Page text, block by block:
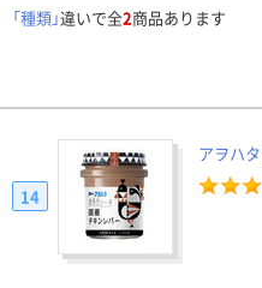
「種類」違いで全2商品あります
アヲハ
14